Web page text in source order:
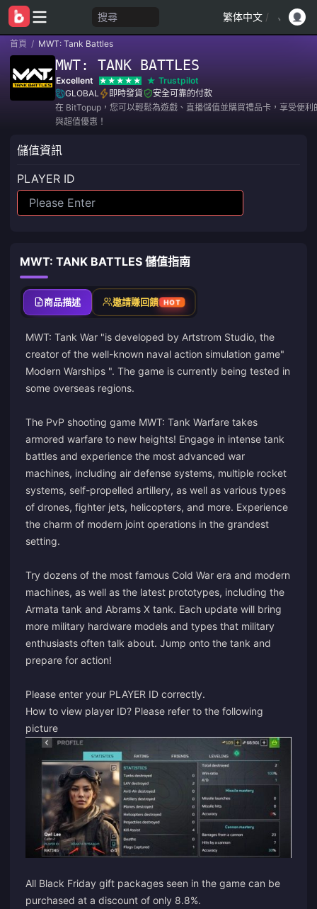
搜尋 繁体中文 /
首頁 / MWT: Tank Battles
MWT: TANK BATTLES
Excellent
Trustpilot
GLOBAL
即時發貨
安全可靠的付款
在 BitTopup，您可以輕鬆為遊戲、直播儲值並購買禮品卡，享受便利
與超值優惠！
儲值資訊
PLAYER ID
MWT: TANK BATTLES 儲值指南
商品描述 邀請賺回饋 HOT
MWT: Tank War "is developed by Artstrom Studio, the
creator of the well-known naval action simulation game"
Modern Warships ". The game is currently being tested in
some overseas regions.
The PvP shooting game MWT: Tank Warfare takes
armored warfare to new heights! Engage in intense tank
battles and experience the most advanced war
machines, including air defense systems, multiple rocket
systems, self-propelled artillery, as well as various types
of drones, fighter jets, helicopters, and more. Experience
the charm of modern joint operations in the grandest
setting.
Try dozens of the most famous Cold War era and modern
machines, as well as the latest prototypes, including the
Armata tank and Abrams X tank. Each update will bring
more military hardware models and types that military
enthusiasts often talk about. Jump onto the tank and
prepare for action!
Please enter your PLAYER ID correctly.
How to view player ID? Please refer to the following
picture
All Black Friday gift packages seen in the game can be
purchased at a discount of only 8.8%.